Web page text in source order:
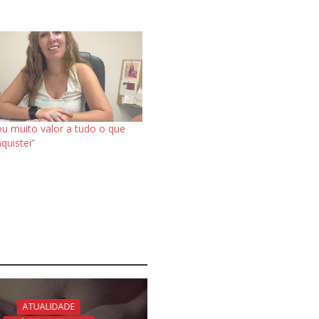
muito valor a tudo o que
ATUALIDADE